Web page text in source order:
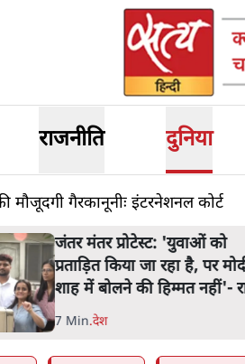
राजनीति दुनिया
मौजूदगी गैरकानूनीः इंटरनेशनल कोर्ट
'अमित शाह के संसद में आने पर
विचार करे सरकार': राज्यसभा
सभापति ने केंद्र से कहा
5 Min.देश